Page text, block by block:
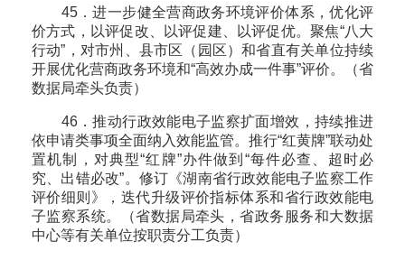
45．进一步健全营商政务环境评价体系，优化评
价方式，以评促改、以评促建、以评促优。聚焦“八大
行动”，对市州、县市区（园区）和省直有关单位持续
开展优化营商政务环境和“高效办成一件事”评价。（省
数据局牵头负责）
46．推动行政效能电子监察扩面增效，持续推进
依申请类事项全面纳入效能监管。推行“红黄牌”联动处
置机制，对典型“红牌”办件做到“每件必查、超时必
究、出错必改”。修订《湖南省行政效能电子监察工作
评价细则》，迭代升级评价指标体系和省行政效能电
子监察系统。（省数据局牵头，省政务服务和大数据
中心等有关单位按职责分工负责）